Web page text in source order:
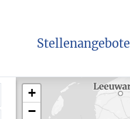
Stellenangebote
+
−